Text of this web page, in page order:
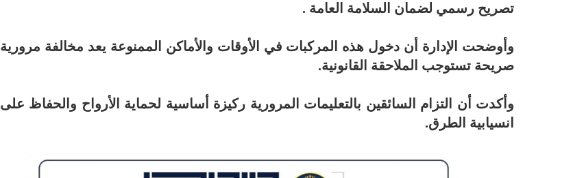
تصريح رسمي لضمان السلامة العامة .
وأوضحت الإدارة أن دخول هذه المركبات في الأوقات والأماكن الممنوعة يعد مخالفة مرورية
صريحة تستوجب الملاحقة القانونية.
وأكدت أن التزام السائقين بالتعليمات المرورية ركيزة أساسية لحماية الأرواح والحفاظ على
انسيابية الطرق.